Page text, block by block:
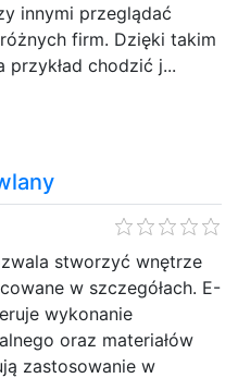
innymi przeglądać
firm. Dzięki takim
przykład chodzić j...
stworzyć wnętrze
w szczegółach. E-
wykonanie
oraz materiałów
zastosowanie w